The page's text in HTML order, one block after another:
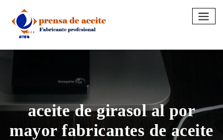
content
aceite de girasol al por
mayor fabricantes de aceite